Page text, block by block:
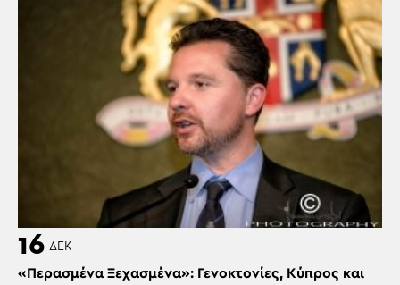
16 ΔΕΚ
«Περασμένα Ξεχασμένα»: Γενοκτονίες, Κύπρος και